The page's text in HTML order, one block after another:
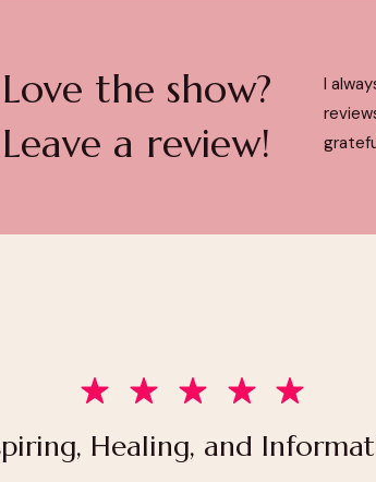
I
Love the show?
Leave a review!
Healing, and